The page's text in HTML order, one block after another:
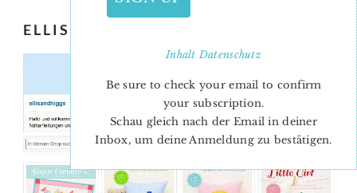
ELLIS & HIGGS ETSY SHOP IS OPEN!
InhaltDatenschutz
Be sure to check your email to confirm
your subscription.
Schau gleich nach der Email in deiner
Inbox, um deine Anmeldung zu bestätigen.